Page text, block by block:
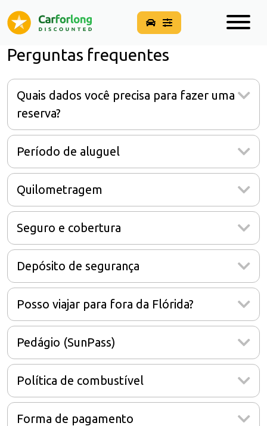
Perguntas frequentes
Quais dados você precisa para fazer uma
reserva?
Período de aluguel
Quilometragem
Seguro e cobertura
Depósito de segurança
Posso viajar para fora da Flórida?
Pedágio (SunPass)
Política de combustível
Forma de pagamento